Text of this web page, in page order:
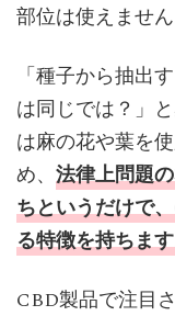
部位は使えません
「種子から抽出
は同じでは？」
は麻の花や葉を
め、 法律上問題
ちというだけで
る特徴を持ちま
CBD製品で注目